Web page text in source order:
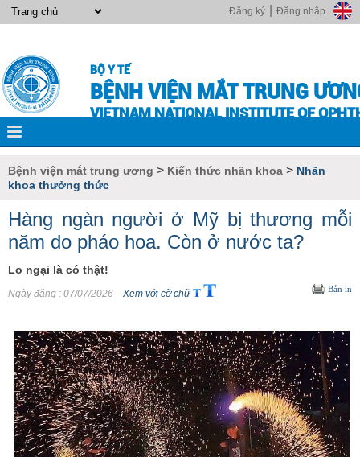
Đăng nhập
Đăng ký
BỘ Y TẾ
BỆNH VIỆN MẮT TRUNG
VIETNAM NATIONAL INSTITUTE OF
Bệnh viện mắt trung ương > Kiến thức nhãn khoa > Nhãn
khoa thưởng thức
Hàng ngàn người ở Mỹ bị thương mỗi
năm do pháo hoa. Còn ở nước ta?
Lo ngại là có thật!
Ngày đăng : 07/07/2026 Xem với cỡ chữ Bản in